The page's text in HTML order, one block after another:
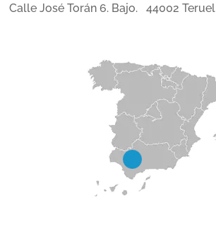
Calle José Torán 6. Bajo. 44002 Teruel